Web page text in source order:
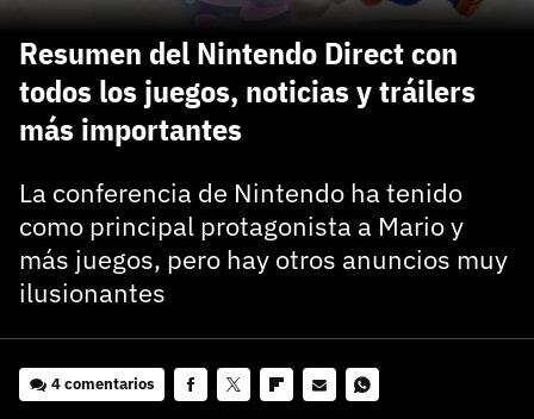
Resumen del Nintendo Direct con
todos los juegos, noticias y tráilers
más importantes
La conferencia de Nintendo ha tenido
como principal protagonista a Mario y
más juegos, pero hay otros anuncios muy
ilusionantes
4 comentarios
Regístrate gratis
El inicio de sesión con Facebook ya no está
disponible, pero puedes seguir usando tu cuenta
de 3DJuegos:
carácter inicial), pero no mayúsculas, espacios, tildes
He leído y acepto la
politica de privacidad y
de participación
Entra con Google
¿Ya tienes cuenta?